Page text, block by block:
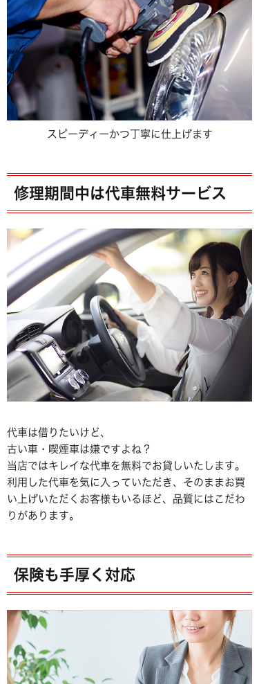
スピーディーかつ丁寧に仕上げます
修理期間中は代車無料サービス
代車は借りたいけど、
古い車・喫煙車は嫌ですよね？
当店ではキレイな代車を無料でお貸しいたします。
利用した代車を気に入っていただき、そのままお買
い上げいただくお客様もいるほど、品質にはこだわ
りがあります。
保険も手厚く対応